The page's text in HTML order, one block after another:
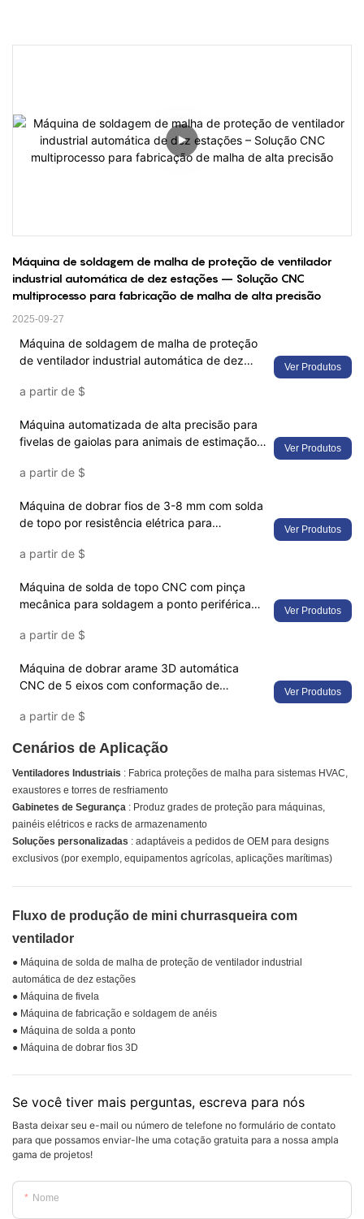
Máquina de soldagem de malha de proteção de ventilador
industrial automática de dez estações – Solução CNC
multiprocesso para fabricação de malha de alta precisão
2025-09-27
Máquina de soldagem de malha de proteção
de ventilador industrial automática de dez
fabricação de malha de alta precisão
a partir de $
Ver Produtos
Máquina automatizada de alta precisão para
fivelas de gaiolas para animais de estimação –
de arame para produção de cercados para
a partir de $
Ver Produtos
Máquina de dobrar fios de 3-8 mm com solda
de topo por resistência elétrica para
enrolamento de molas
a partir de $
Ver Produtos
Máquina de solda de topo CNC com pinça
mecânica para soldagem a ponto periférica
reforço de tela de arame
a partir de $
Ver Produtos
Máquina de dobrar arame 3D automática
CNC de 5 eixos com conformação de
ferragens para móveis em carrinhos de
a partir de $
Ver Produtos
Cenários de Aplicação
Ventiladores Industriais : Fabrica proteções de malha para sistemas HVAC,
exaustores e torres de resfriamento
Gabinetes de Segurança : Produz grades de proteção para máquinas,
painéis elétricos e racks de armazenamento
Soluções personalizadas : adaptáveis ​​a pedidos de OEM para designs
exclusivos (por exemplo, equipamentos agrícolas, aplicações marítimas)
Fluxo de produção de mini churrasqueira com
ventilador
● Máquina de solda de malha de proteção de ventilador industrial
automática de dez estações
● Máquina de fivela
● Máquina de fabricação e soldagem de anéis
● Máquina de solda a ponto
● Máquina de dobrar fios 3D
Se você tiver mais perguntas, escreva para nós
Basta deixar seu e-mail ou número de telefone no formulário de contato
para que possamos enviar-lhe uma cotação gratuita para a nossa ampla
gama de projetos!
Nome